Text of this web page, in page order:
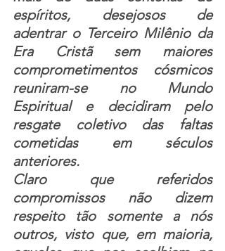
espíritos, desejosos de
adentrar o Terceiro Milênio da
Era Cristã sem maiores
comprometimentos cósmicos
reuniram-se no Mundo
Espiritual e decidiram pelo
resgate coletivo das faltas
cometidas em séculos
anteriores.
Claro que referidos
compromissos não dizem
respeito tão somente a nós
outros, visto que, em maioria,